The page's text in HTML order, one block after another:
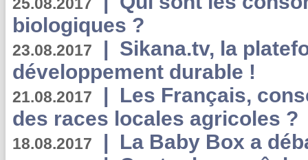
biologiques ?
23.08.2017 | Sikana.tv, la
développement durable !
21.08.2017 | Les Français,
des races locales agricoles ?
18.08.2017 | La Baby Box a